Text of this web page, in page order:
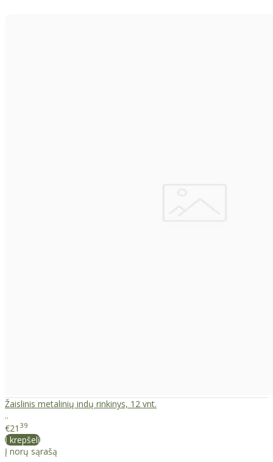
Žaislinis metalinių indų rinkinys, 12 vnt.
..
€21 39
Į krepšelį
Į norų sąrašą